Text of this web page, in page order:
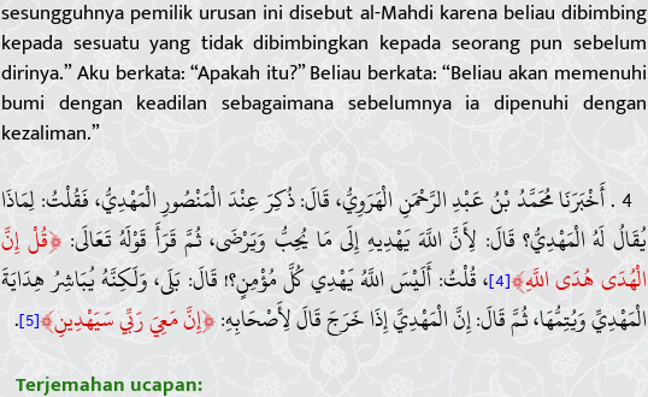
sesungguhnya pemilik urusan ini disebut al-Mahdi karena beliau dibimbing
kepada sesuatu yang tidak dibimbingkan kepada seorang pun sebelum
dirinya.” Aku berkata: “Apakah itu?” Beliau berkata: “Beliau akan memenuhi
bumi dengan keadilan sebagaimana sebelumnya ia dipenuhi dengan
kezaliman.”
4 . أَخْبَرَنَا مُحَمَّدُ بْنُ عَبْدِ الرَّحْمَنِ الْهَرَوِيُّ، قَالَ: ذُكِرَ عِنْدَ الْمَنْصُورِ الْمَهْدِيُّ، فَقُلْتُ: لِمَاذَا
يُقَالُ لَهُ الْمَهْدِيُّ؟ قَالَ: لِأَنَّ اللَّهَ يَهْدِيهِ إِلَى مَا يُحِبُّ وَيَرْضَى، ثُمَّ قَرَأَ قَوْلَهُ تَعَالَى:﴿قُلْ إِنَّ
الْهُدَى هُدَى اللَّهِ﴾[4] ، قُلْتُ: أَلَيْسَ اللَّهُ يَهْدِي كُلَّ مُؤْمِنٍ؟! قَالَ: بَلَى، وَلَكِنَّهُ يُبَاشِرُ هِدَايَةَ
الْمَهْدِيِّ وَيُتِمُّهَا، ثُمَّ قَالَ: إِنَّ الْمَهْدِيَّ إِذَا خَرَجَ قَالَ لِأَصْحَابِهِ:﴿إِنَّ مَعِيَ رَبِّي سَيَهْدِينِ﴾[5]
.
Terjemahan ucapan: